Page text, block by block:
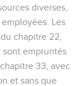
diverses,
Les
du chapitre 22,
empruntés
33, avec
et sans que